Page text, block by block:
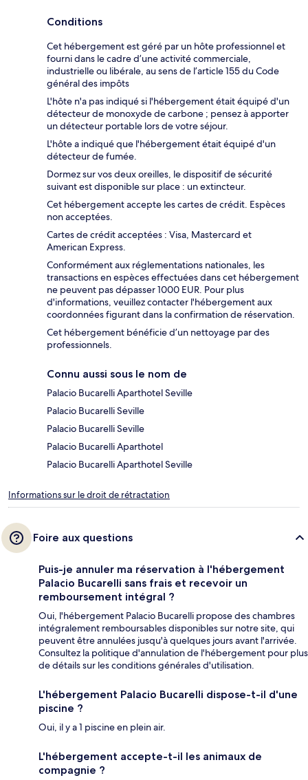
Conditions
Cet hébergement est géré par un hôte professionnel et
fourni dans le cadre d’une activité commerciale,
industrielle ou libérale, au sens de l’article 155 du Code
général des impôts
L'hôte n'a pas indiqué si l'hébergement était équipé d'un
détecteur de monoxyde de carbone ; pensez à apporter
un détecteur portable lors de votre séjour.
L'hôte a indiqué que l'hébergement était équipé d'un
détecteur de fumée.
Dormez sur vos deux oreilles, le dispositif de sécurité
suivant est disponible sur place : un extincteur.
Cet hébergement accepte les cartes de crédit. Espèces
non acceptées.
Cartes de crédit acceptées : Visa, Mastercard et
American Express.
Conformément aux réglementations nationales, les
transactions en espèces effectuées dans cet hébergement
ne peuvent pas dépasser 1000 EUR. Pour plus
d'informations, veuillez contacter l'hébergement aux
coordonnées figurant dans la confirmation de réservation.
Cet hébergement bénéficie d’un nettoyage par des
professionnels.
Connu aussi sous le nom de
Palacio Bucarelli Aparthotel Seville
Palacio Bucarelli Seville
Palacio Bucarelli Seville
Palacio Bucarelli Aparthotel
Palacio Bucarelli Aparthotel Seville
Informations sur le droit de rétractation
Foire aux questions
Puis-je annuler ma réservation à l'hébergement
Palacio Bucarelli sans frais et recevoir un
remboursement intégral ?
Oui, l'hébergement Palacio Bucarelli propose des chambres
intégralement remboursables disponibles sur notre site, qui
peuvent être annulées jusqu'à quelques jours avant l'arrivée.
Consultez la politique d'annulation de l'hébergement pour plus
de détails sur les conditions générales d'utilisation.
L'hébergement Palacio Bucarelli dispose-t-il d'une
piscine ?
Oui, il y a 1 piscine en plein air.
L'hébergement accepte-t-il les animaux de
compagnie ?